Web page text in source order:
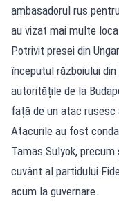
ambasadorul rus
au vizat mai multe
Potrivit presei din
începutul războiului din
autoritățile de la
față de un atac rusesc
Atacurile au fost
Tamas Sulyok,
cuvânt al partidului
acum la guvernare.